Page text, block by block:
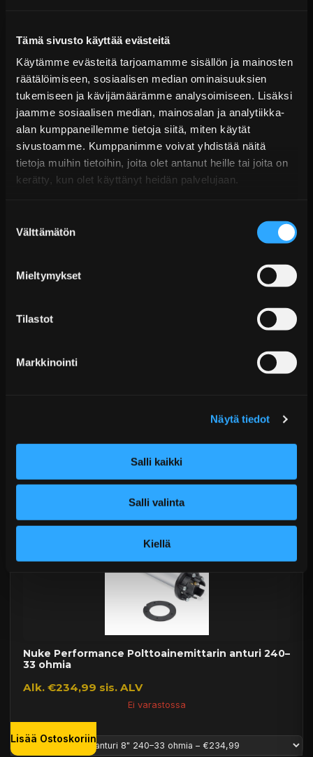
Tämä sivusto käyttää evästeitä
Käytämme evästeitä tarjoamamme sisällön ja mainosten
räätälöimiseen, sosiaalisen median ominaisuuksien
tukemiseen ja kävijämäärämme analysoimiseen. Lisäksi
jaamme sosiaalisen median, mainosalan ja analytiikka-
alan kumppaneillemme tietoja siitä, miten käytät
sivustoamme. Kumppanimme voivat yhdistää näitä
tietoja muihin tietoihin, joita olet antanut heille tai joita on
kerätty, kun olet käyttänyt heidän palvelujaan.
valinta
Välttämätön
Mieltymykset
Tilastot
Markkinointi
Näytä tiedot
Salli kaikki
Salli valinta
Kiellä
Nuke Performance Polttoainelinjan
painemittarisovitin AN-8 ORB...
Alk. €53,99 sis. ALV
Lisää Ostoskoriin
Lisää Ostoskoriin
Nuke Performance Polttoainemittarin anturi 240–
33 ohmia
Alk. €234,99 sis. ALV
Ei varastossa
Lisää Ostoskoriin